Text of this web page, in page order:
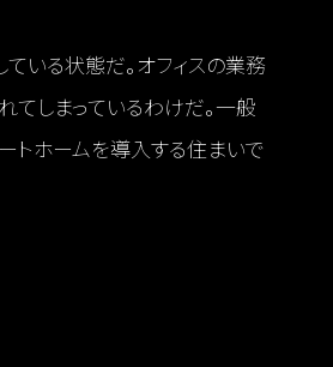
いる状態だ。オフィスの業務
てしまっているわけだ。一般
トホームを導入する住まいで